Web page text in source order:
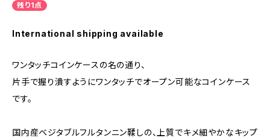
残り1点
International shipping available
ワンタッチコインケースの名の通り、
片手で握り潰すようにワンタッチでオープン可能なコインケース
です。
国内産ベジタブルフルタンニン鞣しの、上質でキメ細やかなキップ